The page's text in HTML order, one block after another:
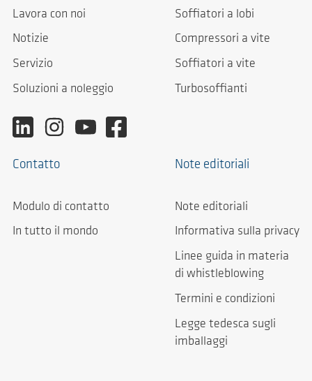
Lavora con noi
Notizie
Servizio
Soluzioni a noleggio
Soffiatori a lobi
Compressori a vite
Soffiatori a vite
Turbosoffianti
Contatto
Modulo di contatto
In tutto il mondo
Note editoriali
Note editoriali
Informativa sulla privacy
Linee guida in materia
di whistleblowing
Termini e condizioni
Legge tedesca sugli
imballaggi